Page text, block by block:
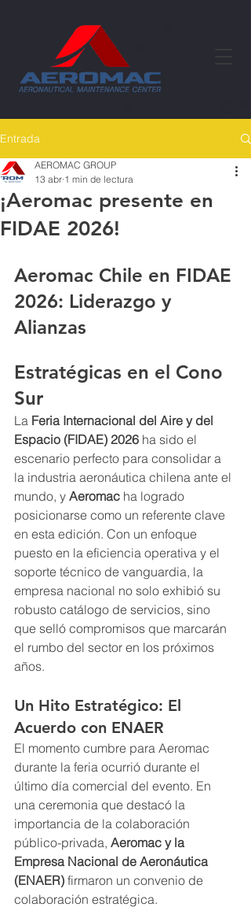
Entrada
¡Aeromac presente en
FIDAE 2026!
AEROMAC GROUP
13 abr 1 min de lectura
Aeromac Chile en FIDAE
2026: Liderazgo y
Alianzas
Estratégicas en el Cono
Sur
La Feria Internacional del Aire y del
Espacio (FIDAE) 2026 ha sido el
escenario perfecto para consolidar a
la industria aeronáutica chilena ante el
mundo, y Aeromac ha logrado
posicionarse como un referente clave
en esta edición. Con un enfoque
puesto en la eficiencia operativa y el
soporte técnico de vanguardia, la
empresa nacional no solo exhibió su
robusto catálogo de servicios, sino
que selló compromisos que marcarán
el rumbo del sector en los próximos
años.
Un Hito Estratégico: El
Acuerdo con ENAER
El momento cumbre para Aeromac
durante la feria ocurrió durante el
último día comercial del evento. En
una ceremonia que destacó la
importancia de la colaboración
público-privada, Aeromac y la
Empresa Nacional de Aeronáutica
(ENAER) firmaron un convenio de
colaboración estratégica.